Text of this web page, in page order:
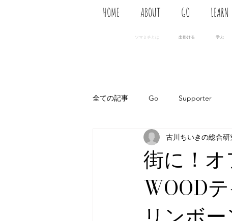
HOME ABOUT GO LEARN
ソマミチとは 出掛ける 学ぶ
全ての記事 Go Supporter
街に！オ
WOOD
古川ちいきの総合研